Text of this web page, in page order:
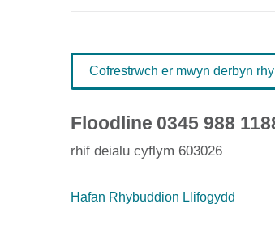
Cofrestrwch er mwyn derbyn
Floodline 0345 988
rhif deialu cyflym 603026
Hafan Rhybuddion Llifogydd